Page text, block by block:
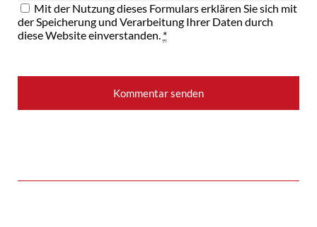
Mit der Nutzung dieses Formulars erklären Sie sich mit
der Speicherung und Verarbeitung Ihrer Daten durch
diese Website einverstanden. *